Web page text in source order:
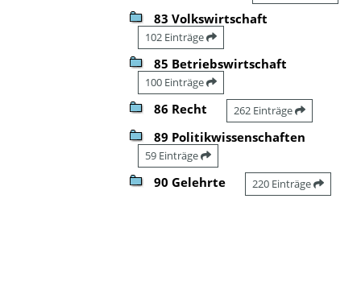
83 Volkswirtschaft
102 Einträge
85 Betriebswirtschaft
100 Einträge
86 Recht 262 Einträge
89 Politikwissenschaften
59 Einträge
90 Gelehrte 220 Einträge